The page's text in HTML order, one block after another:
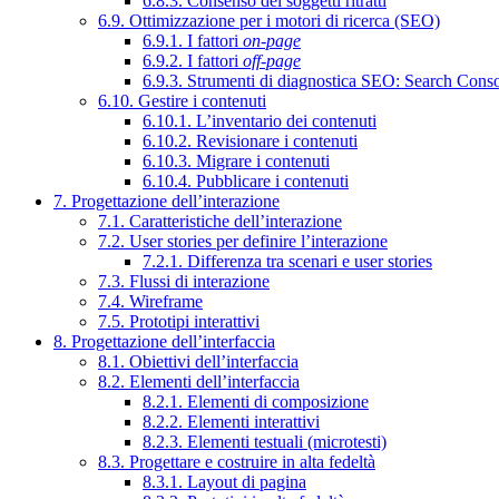
6.9. Ottimizzazione per i motori di ricerca (SEO)
6.9.1. I fattori on-page
6.9.2. I fattori off-page
6.9.3. Strumenti di diagnostica SEO: Search
6.10. Gestire i contenuti
6.10.1. L’inventario dei contenuti
6.10.2. Revisionare i contenuti
6.10.3. Migrare i contenuti
6.10.4. Pubblicare i contenuti
7. Progettazione dell’interazione
7.1. Caratteristiche dell’interazione
7.2. User stories per definire l’interazione
7.2.1. Differenza tra scenari e user stories
7.3. Flussi di interazione
7.4. Wireframe
7.5. Prototipi interattivi
8. Progettazione dell’interfaccia
8.1. Obiettivi dell’interfaccia
8.2. Elementi dell’interfaccia
8.2.1. Elementi di composizione
8.2.2. Elementi interattivi
8.2.3. Elementi testuali (microtesti)
8.3. Progettare e costruire in alta fedeltà
8.3.1. Layout di pagina